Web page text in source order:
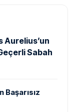
Aurelius’un
Sabah